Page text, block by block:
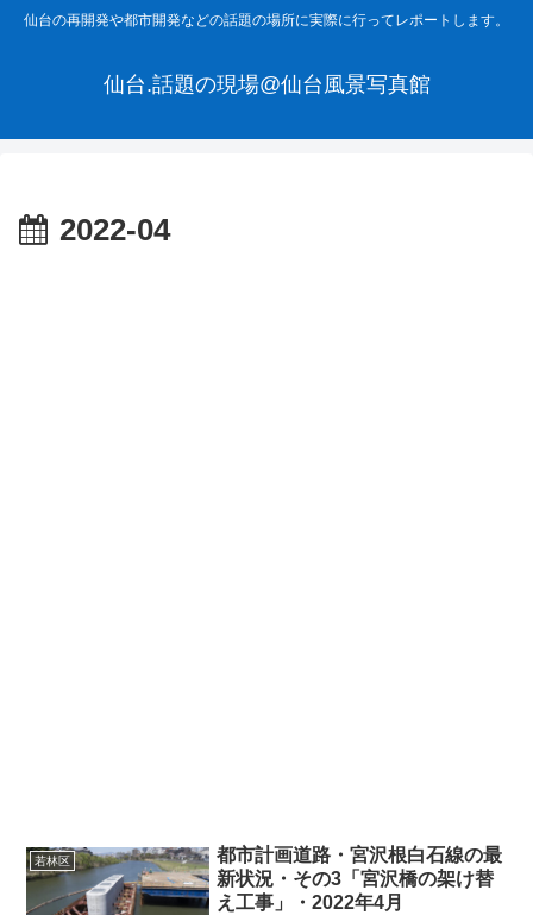
仙台の再開発や都市開発などの話題の場所に実際に行ってレポートします。
仙台.話題の現場@仙台風景写真館
2022-04
若林区
都市計画道路・宮沢根白石線の最
新状況・その3「宮沢橋の架け替
え工事」・2022年4月